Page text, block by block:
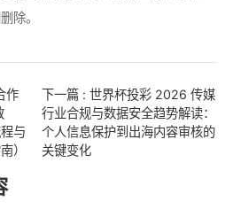
除。
作
与
）
下一篇 : 世界杯投彩 2026 传媒
行业合规与数据安全趋势解读：
个人信息保护到出海内容审核的
关键变化